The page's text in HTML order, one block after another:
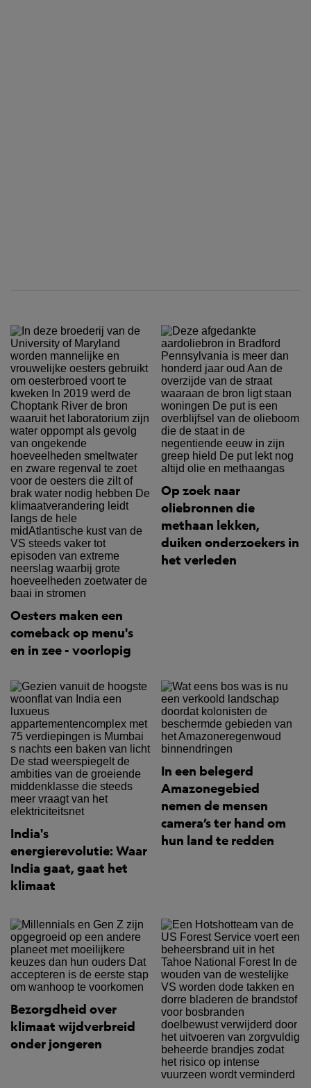
Oesters maken een
comeback op menu's
en in zee - voorlopig
Op zoek naar
oliebronnen die
methaan lekken,
duiken onderzoekers in
het verleden
India's
energierevolutie: Waar
India gaat, gaat het
klimaat
In een belegerd
Amazonegebied
nemen de mensen
camera’s ter hand om
hun land te redden
Bezorgdheid over
klimaat wijdverbreid
onder jongeren